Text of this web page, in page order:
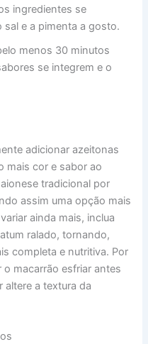
ingredientes se
e a pimenta a gosto.
menos 30 minutos
se integrem e o
adicionar azeitonas
mais cor e sabor ao
tradicional por
assim uma opção mais
ainda mais, inclua
ralado, tornando,
completa e nutritiva. Por
macarrão esfriar antes
altere a textura da